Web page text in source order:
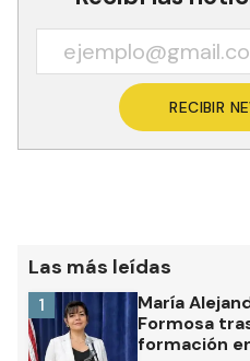
RECIBIR
Las más leídas
María
Formosa
formación
1